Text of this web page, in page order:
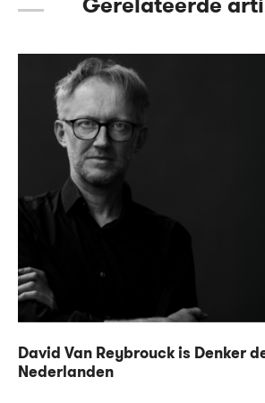
David Van Reybrouck is Denker
Nederlanden